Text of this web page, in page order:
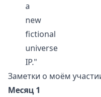
a
new
fictional
universe
IP."
Заметки о моём
Месяц 1